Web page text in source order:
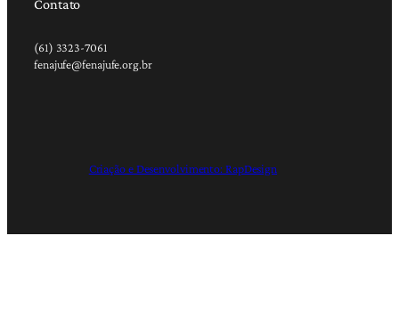
Contato
(61) 3323-7061
fenajufe@fenajufe.org.br
Criação e Desenvolvimento: RapDesign